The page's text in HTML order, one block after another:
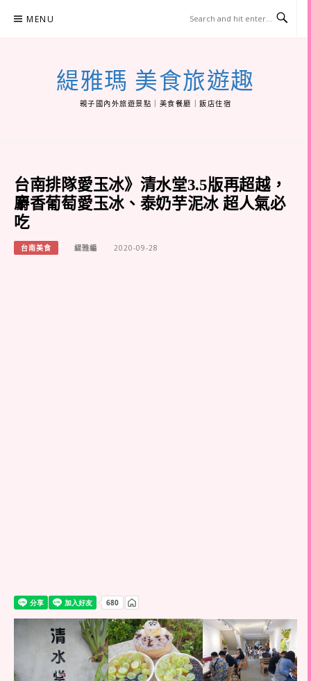
MENU
緹雅瑪 美食旅遊趣
親子國內外旅遊景點｜美食餐廳｜飯店住宿
台南排隊愛玉冰》清水堂3.5版再超越，
麝香葡萄愛玉冰、泰奶芋泥冰 超人氣必
吃
台南美食 緹雅編 2020-09-28